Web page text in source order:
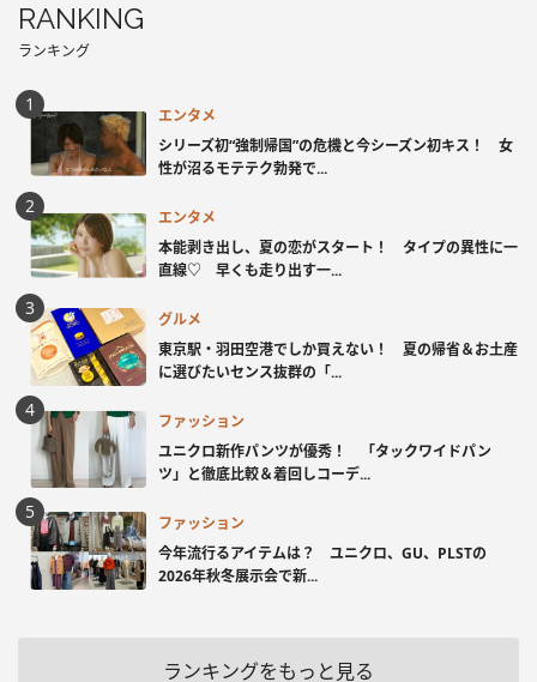
RANKING
ランキング
エンタメ
シリーズ初“強制帰国”の危機と今シーズン初キス！ 女
性が沼るモテテク勃発で...
エンタメ
本能剥き出し、夏の恋がスタート！ タイプの異性に一
直線♡ 早くも走り出す一...
グルメ
東京駅・羽田空港でしか買えない！ 夏の帰省＆お土産
に選びたいセンス抜群の「...
ファッション
ユニクロ新作パンツが優秀！ 「タックワイドパン
ツ」と徹底比較＆着回しコーデ...
ファッション
今年流行るアイテムは？ ユニクロ、GU、PLSTの
2026年秋冬展示会で新...
ランキングをもっと見る